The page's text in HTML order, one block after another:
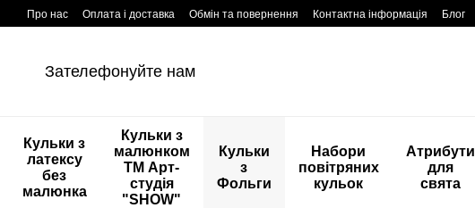
Перейти к основному контенту
Про нас Оплата і доставка Обмін та повернення Контактна інформація Блог
Зателефонуйте нам
Кульки з
латексу
без
малюнка
Кульки з
малюнком
ТМ Арт-
студія
"SHOW"
Кульки
з
Фольги
Набори
повітряних
кульок
Атрибути
для
свята